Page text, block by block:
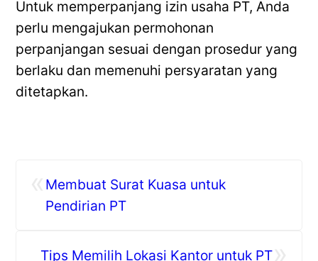
Untuk memperpanjang izin usaha PT, Anda
perlu mengajukan permohonan
perpanjangan sesuai dengan prosedur yang
berlaku dan memenuhi persyaratan yang
ditetapkan.
Membuat Surat Kuasa untuk
Pendirian PT
»
Tips Memilih Lokasi Kantor untuk PT